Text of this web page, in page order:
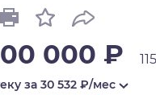
000 ₽
за 30 532 ₽/мес